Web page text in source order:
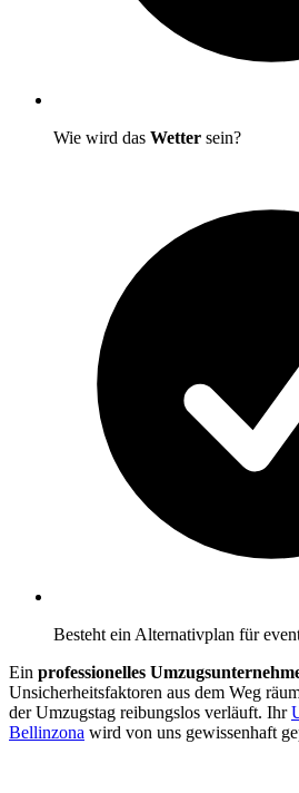
Wie wird das Wetter sein?
Besteht ein Alternativplan für
Ein professionelles
Unsicherheitsfaktoren aus dem Weg
der Umzugstag reibungslos verläuft. Ihr
Bellinzona wird von uns gewissenhaft